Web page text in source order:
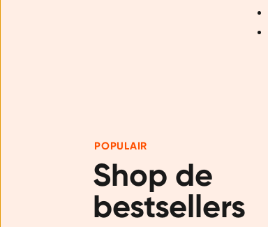
POPULAIR
Shop de
bestsellers